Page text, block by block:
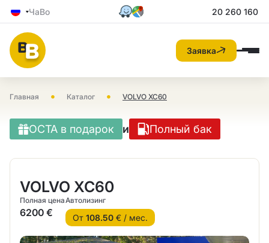
ЧаВо 20 260 160
Заявка
Главная • Каталог • VOLVO XC60
OCTA в подарок и Полный бак
VOLVO XC60
Полная цена
6200 €
Автолизинг
От 108.50€ / мес.